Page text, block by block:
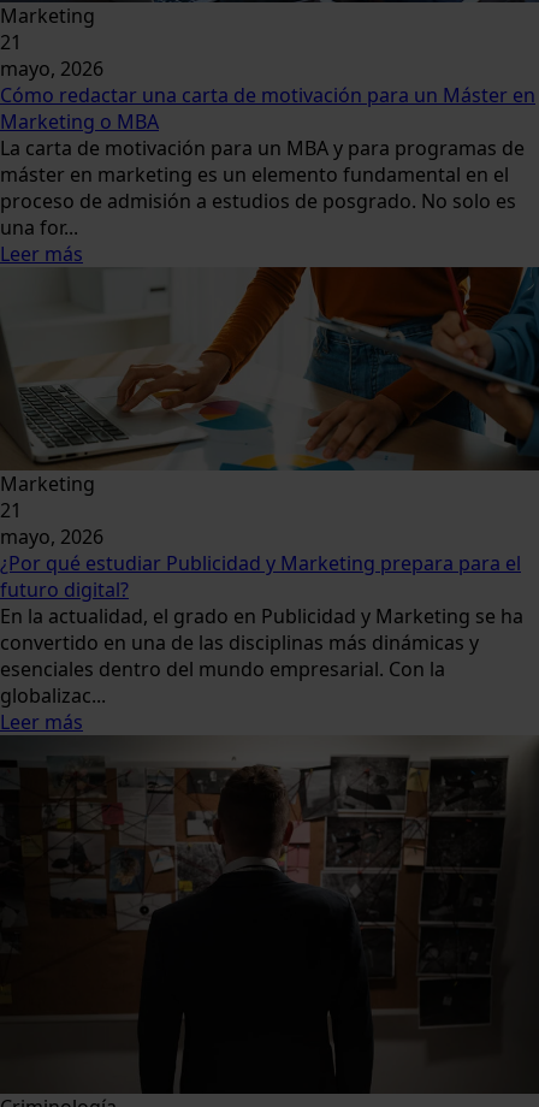
Marketing
21
mayo, 2026
Cómo redactar una carta de motivación para un Máster en
Marketing o MBA
La carta de motivación para un MBA y para programas de
máster en marketing es un elemento fundamental en el
proceso de admisión a estudios de posgrado. No solo es
una for...
Leer más
Marketing
21
mayo, 2026
¿Por qué estudiar Publicidad y Marketing prepara para el
futuro digital?
En la actualidad, el grado en Publicidad y Marketing se ha
convertido en una de las disciplinas más dinámicas y
esenciales dentro del mundo empresarial. Con la
globalizac...
Leer más